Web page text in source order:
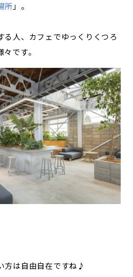
所 」。
る人、カフェでゆっくりくつろ
です。
方は自由自在ですね♪